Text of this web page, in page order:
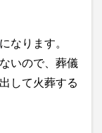
になります。
いので、葬儀
して火葬する